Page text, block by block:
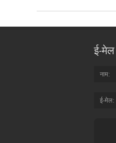
ई-
नाम
ई-मेल